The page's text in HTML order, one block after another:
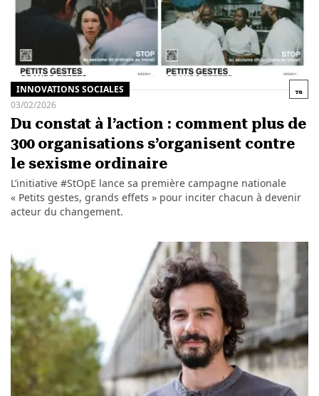
INNOVATIONS SOCIALES
03/02/2026
Du constat à l’action : comment plus de
300 organisations s’organisent contre
le sexisme ordinaire
L’initiative #StOpE lance sa première campagne nationale
« Petits gestes, grands effets » pour inciter chacun à devenir
acteur du changement.